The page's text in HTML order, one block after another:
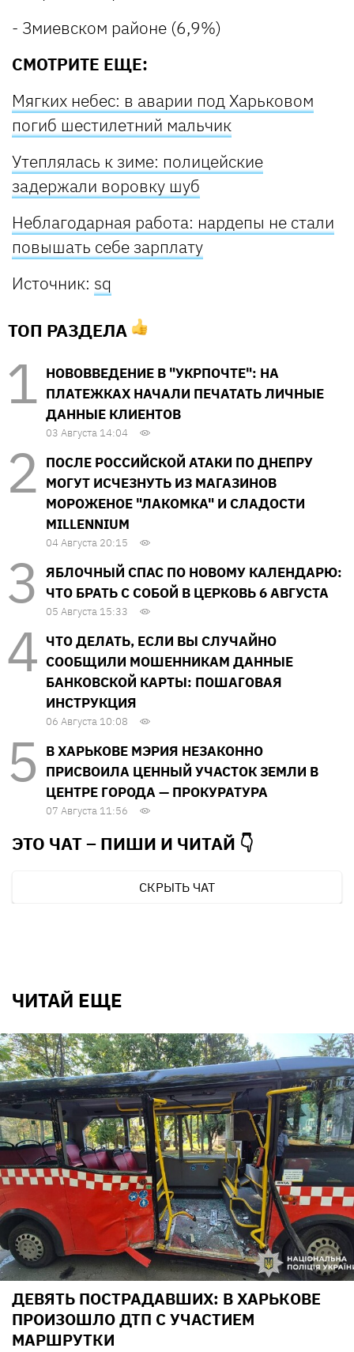
- Змиевском районе (6,9%)
СМОТРИТЕ ЕЩЕ:
Мягких небес: в аварии под Харьковом
погиб шестилетний мальчик
Утеплялась к зиме: полицейские
задержали воровку шуб
Неблагодарная работа: нардепы не стали
повышать себе зарплату
Источник: sq
ТОП РАЗДЕЛА
НОВОВВЕДЕНИЕ В "УКРПОЧТЕ": НА
ПЛАТЕЖКАХ НАЧАЛИ ПЕЧАТАТЬ ЛИЧНЫЕ
ДАННЫЕ КЛИЕНТОВ
03 Августа 14:04
ПОСЛЕ РОССИЙСКОЙ АТАКИ ПО ДНЕПРУ
МОГУТ ИСЧЕЗНУТЬ ИЗ МАГАЗИНОВ
МОРОЖЕНОЕ "ЛАКОМКА" И СЛАДОСТИ
MILLENNIUM
04 Августа 20:15
ЯБЛОЧНЫЙ СПАС ПО НОВОМУ КАЛЕНДАРЮ:
ЧТО БРАТЬ С СОБОЙ В ЦЕРКОВЬ 6 АВГУСТА
05 Августа 15:33
ЧТО ДЕЛАТЬ, ЕСЛИ ВЫ СЛУЧАЙНО
СООБЩИЛИ МОШЕННИКАМ ДАННЫЕ
БАНКОВСКОЙ КАРТЫ: ПОШАГОВАЯ
ИНСТРУКЦИЯ
06 Августа 10:08
В ХАРЬКОВЕ МЭРИЯ НЕЗАКОННО
ПРИСВОИЛА ЦЕННЫЙ УЧАСТОК ЗЕМЛИ В
ЦЕНТРЕ ГОРОДА — ПРОКУРАТУРА
07 Августа 11:56
ЭТО ЧАТ – ПИШИ И ЧИТАЙ 👇
СКРЫТЬ ЧАТ
ЧИТАЙ ЕЩЕ
ДЕВЯТЬ ПОСТРАДАВШИХ: В ХАРЬКОВЕ
ПРОИЗОШЛО ДТП С УЧАСТИЕМ
МАРШРУТКИ